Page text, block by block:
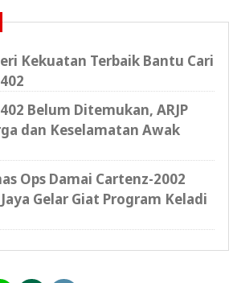
Kekuatan Terbaik Bantu Cari
Belum Ditemukan, ARJP
dan Keselamatan Awak
Ops Damai Cartenz-2002
Gelar Giat Program Keladi